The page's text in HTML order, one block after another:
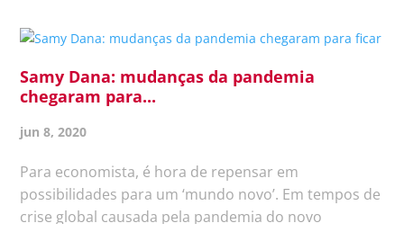
mundo todo enfrenta a crise do coronavírus? Culpa,
incertezas, ansiedade,...
Samy Dana: mudanças da pandemia
chegaram para...
jun 8, 2020
Para economista, é hora de repensar em
possibilidades para um ‘mundo novo’. Em tempos de
crise global causada pela pandemia do novo